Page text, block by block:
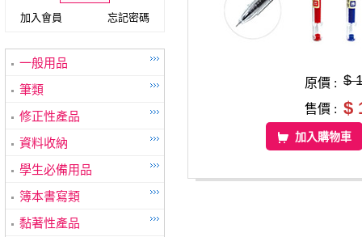
加入會員 忘記密碼
一般用品
筆類
修正性產品
資料收納
學生必備用品
簿本書寫類
黏著性產品
原價 : $
售價 : $
加入購物車